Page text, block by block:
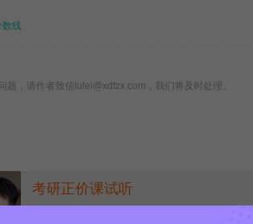
数线
题，请作者致信lulei@xdfzx.com，我们将及时处理。
考研正价课试听